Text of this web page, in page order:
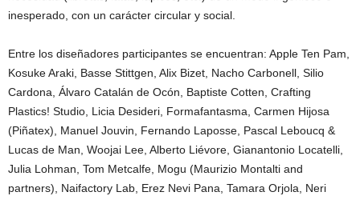
inesperado, con un carácter circular y social.
Entre los diseñadores participantes se encuentran: Apple Ten Pam,
Kosuke Araki, Basse Stittgen, Alix Bizet, Nacho Carbonell, Silio
Cardona, Álvaro Catalán de Ocón, Baptiste Cotten, Crafting
Plastics! Studio, Licia Desideri, Formafantasma, Carmen Hijosa
(Piñatex), Manuel Jouvin, Fernando Laposse, Pascal Leboucq &
Lucas de Man, Woojai Lee, Alberto Liévore, Gianantonio Locatelli,
Julia Lohman, Tom Metcalfe, Mogu (Maurizio Montalti and
partners), Naifactory Lab, Erez Nevi Pana, Tamara Orjola, Neri